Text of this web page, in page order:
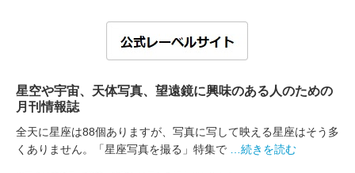
星空や宇宙、天体写真、望遠鏡に興味のある人のための
月刊情報誌
全天に星座は88個ありますが、写真に写して映える星座はそう多
くありません。「星座写真を撮る」特集で
…続きを読む